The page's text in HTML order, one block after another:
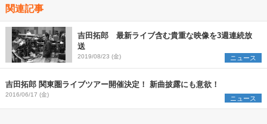
関連記事
吉田拓郎 最新ライブ含む貴重な映像を3週連続放
送
2019/08/23 (金) ニュース
吉田拓郎 関東圏ライブツアー開催決定！ 新曲披露にも意欲！
2016/06/17 (金) ニュース